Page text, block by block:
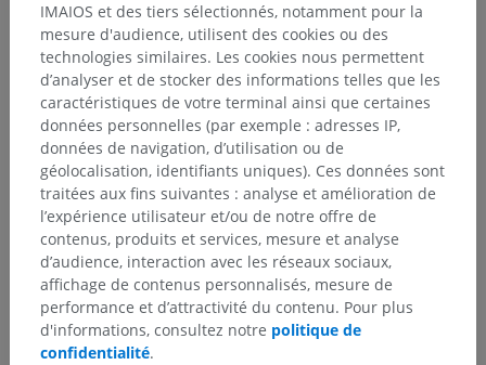
Structures sous-jacentes :Il n'y a aucune structure
sous-jacente
Anatomie humaine 1
Traductions
Vous avez vu une erreur ?
N’hésitez pas à nous suggérer une correction, une
IMAIOS et des tiers sélectionnés, notamment pour la
mesure d'audience, utilisent des cookies ou des
technologies similaires. Les cookies nous permettent
d’analyser et de stocker des informations telles que les
caractéristiques de votre terminal ainsi que certaines
données personnelles (par exemple : adresses IP,
données de navigation, d’utilisation ou de
géolocalisation, identifiants uniques). Ces données sont
traitées aux fins suivantes : analyse et amélioration de
l’expérience utilisateur et/ou de notre offre de
contenus, produits et services, mesure et analyse
d’audience, interaction avec les réseaux sociaux,
affichage de contenus personnalisés, mesure de
performance et d’attractivité du contenu. Pour plus
d'informations, consultez notre politique de
confidentialité.